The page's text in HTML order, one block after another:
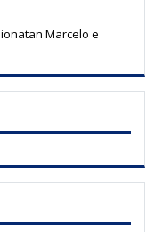
Marcelo e